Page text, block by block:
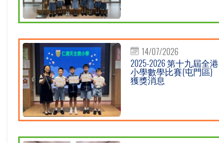
14/07/2026
2025-2026 第十九屆全港
小學數學比賽(屯門區)
獲獎消息